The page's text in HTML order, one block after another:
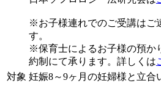
※お子様連れでのご受講はご
す。
※保育士によるお子様の預か
約制にて承ります。詳しくは
対象 妊娠8～9ヶ月の妊婦様と立合